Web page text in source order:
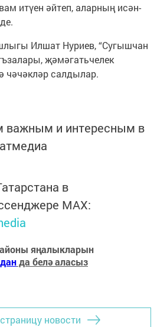
итүен әйтеп, аларның исән-
Илшат Нуриев, “Сугышчан
җәмәгатьчелек
чәчәкләр салдылар.
важным и интересным в
в
MАХ:
яңалыкларын
да белә аласыз
новости